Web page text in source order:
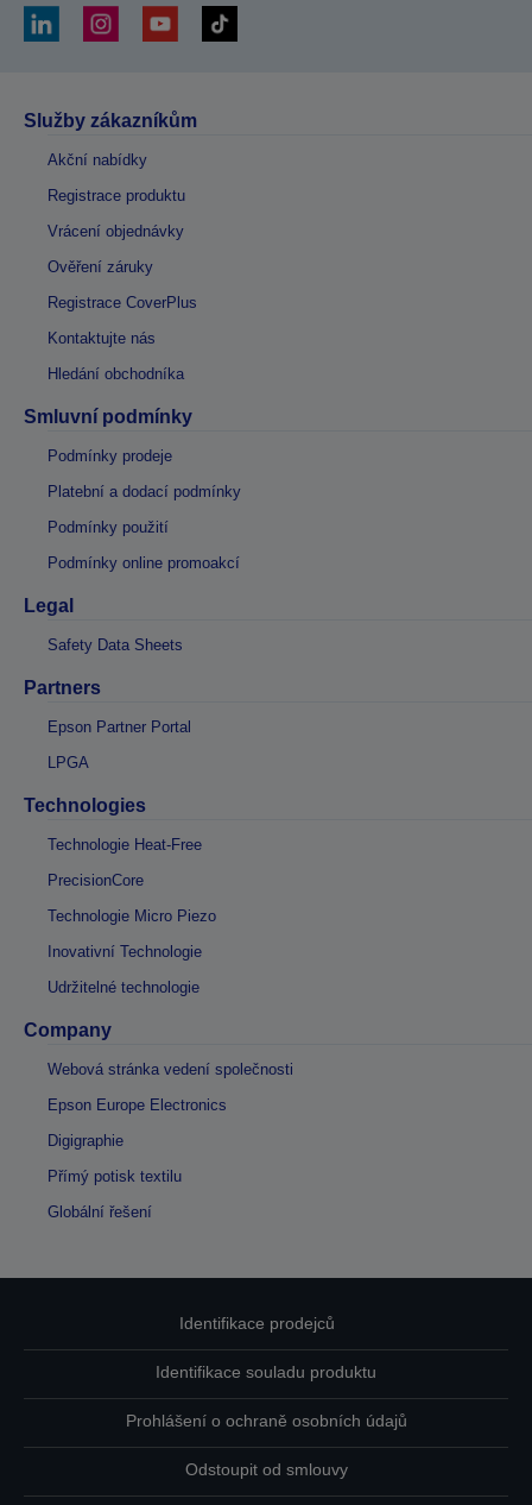
Služby zákazníkům
Akční nabídky
Registrace produktu
Vrácení objednávky
Ověření záruky
Registrace CoverPlus
Kontaktujte nás
Hledání obchodníka
Smluvní podmínky
Podmínky prodeje
Platební a dodací podmínky
Podmínky použití
Podmínky online promoakcí
Legal
Safety Data Sheets
Partners
Epson Partner Portal
LPGA
Technologies
Technologie Heat-Free
PrecisionCore
Technologie Micro Piezo
Inovativní Technologie
Udržitelné technologie
Company
Webová stránka vedení společnosti
Epson Europe Electronics
Digigraphie
Přímý potisk textilu
Globální řešení
Identifikace prodejců
Identifikace souladu produktu
Prohlášení o ochraně osobních údajů
Odstoupit od smlouvy